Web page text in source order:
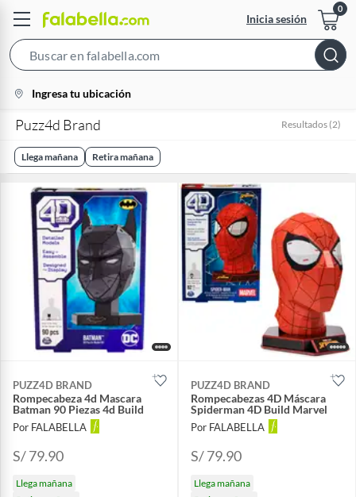
Inicia sesión
Bar
location-
icon
Ingresa tu ubicación
Puzz4d Brand Resultados (2)
Llega mañana Retira mañana
PUZZ4D BRAND
Rompecabeza 4d Mascara
Batman 90 Piezas 4d Build
Por FALABELLA
S/ 79.90
Llega mañana
PUZZ4D BRAND
Rompecabezas 4D Máscara
Spiderman 4D Build Marvel
Por FALABELLA
S/ 79.90
Llega mañana